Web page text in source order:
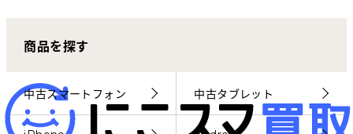
にこスマ通信
マイページ
商品を探す
中古スマートフォン 中古タブレット